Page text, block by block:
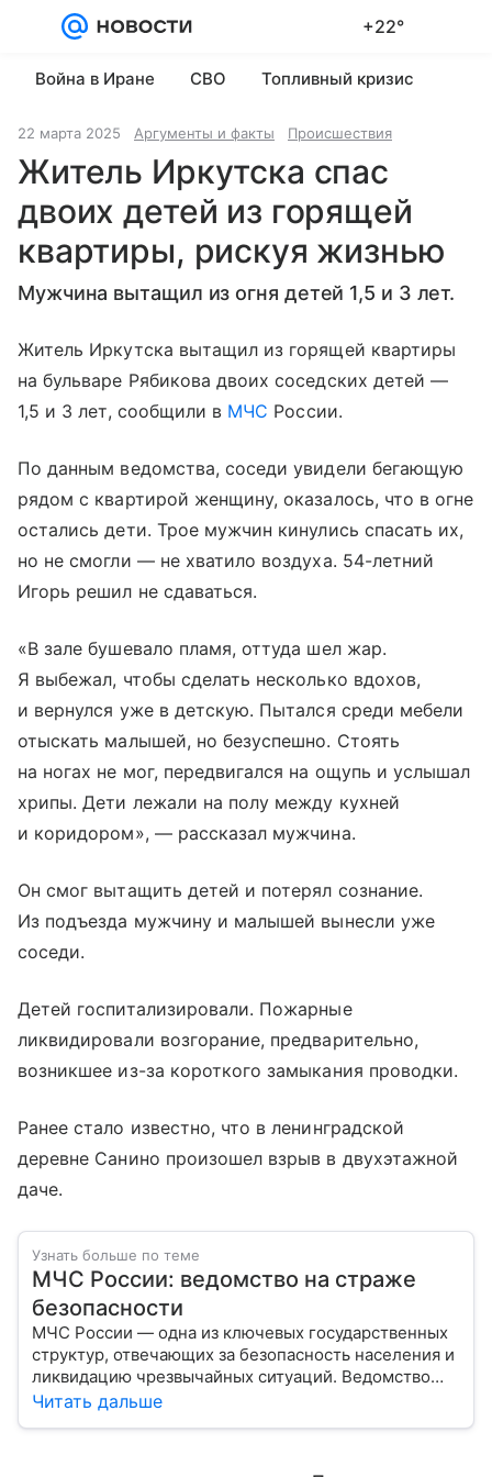
+22°
Война в Иране
СВО Топливный кризис
22 марта 2025 Аргументы и факты Происшествия
Житель Иркутска спас
двоих детей из горящей
квартиры, рискуя жизнью
Мужчина вытащил из огня детей 1,5 и 3 лет.
Житель Иркутска вытащил из горящей квартиры
на бульваре Рябикова двоих соседских детей —
1,5 и 3 лет, сообщили в МЧС России.
По данным ведомства, соседи увидели бегающую
рядом с квартирой женщину, оказалось, что в огне
остались дети. Трое мужчин кинулись спасать их,
но не смогли — не хватило воздуха. 54-летний
Игорь решил не сдаваться.
«В зале бушевало пламя, оттуда шел жар.
Я выбежал, чтобы сделать несколько вдохов,
и вернулся уже в детскую. Пытался среди мебели
отыскать малышей, но безуспешно. Cтоять
на ногах не мог, передвигался на ощупь и услышал
хрипы. Дети лежали на полу между кухней
и коридором», — рассказал мужчина.
Он смог вытащить детей и потерял сознание.
Из подъезда мужчину и малышей вынесли уже
соседи.
Детей госпитализировали. Пожарные
ликвидировали возгорание, предварительно,
возникшее из-за короткого замыкания проводки.
Ранее стало известно, что в ленинградской
деревне Санино произошел взрыв в двухэтажной
даче.
Узнать больше по теме
МЧС России: ведомство на страже
безопасности
МЧС России — одна из ключевых государственных
структур, отвечающих за безопасность населения и
ликвидацию чрезвычайных ситуаций. Ведомство
играет важную роль в защите граждан от
Читать дальше